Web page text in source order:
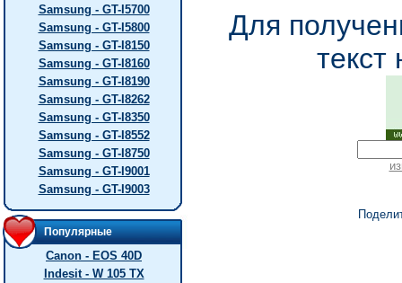
Samsung - GT-I5700
Samsung - GT-I5800
Samsung - GT-I8150
Samsung - GT-I8160
Samsung - GT-I8190
Samsung - GT-I8262
Samsung - GT-I8350
Samsung - GT-I8552
Samsung - GT-I8750
Samsung - GT-I9001
Samsung - GT-I9003
Популярные
Canon - EOS 40D
Indesit - W 105 TX
Для
текст